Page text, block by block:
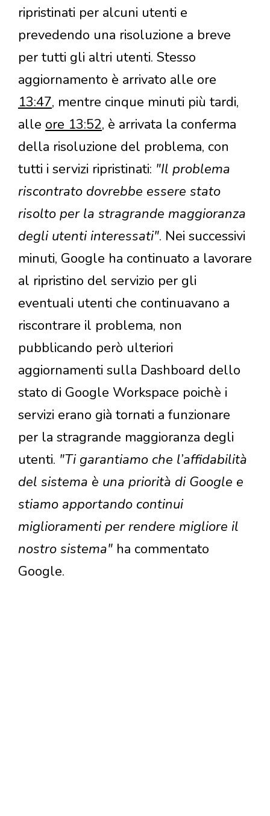
ripristinati per alcuni utenti e
prevedendo una risoluzione a breve
per tutti gli altri utenti. Stesso
aggiornamento è arrivato alle ore
13:47, mentre cinque minuti più tardi,
alle ore 13:52, è arrivata la conferma
della risoluzione del problema, con
tutti i servizi ripristinati: "Il problema
riscontrato dovrebbe essere stato
risolto per la stragrande maggioranza
degli utenti interessati". Nei successivi
minuti, Google ha continuato a lavorare
al ripristino del servizio per gli
eventuali utenti che continuavano a
riscontrare il problema, non
pubblicando però ulteriori
aggiornamenti sulla Dashboard dello
stato di Google Workspace poichè i
servizi erano già tornati a funzionare
per la stragrande maggioranza degli
utenti. "Ti garantiamo che l’affidabilità
del sistema è una priorità di Google e
stiamo apportando continui
miglioramenti per rendere migliore il
nostro sistema" ha commentato
Google.